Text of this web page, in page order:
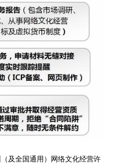
及全国通用）网络文化经营许